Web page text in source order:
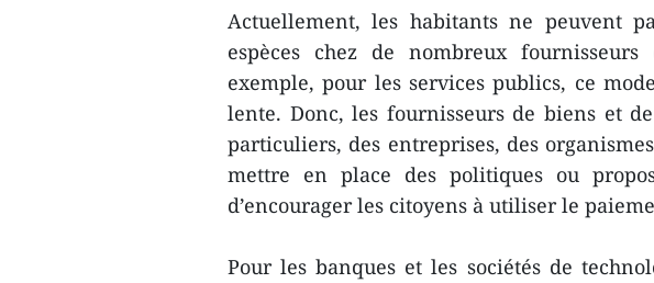
Actuellement, les habitants ne peuvent
espèces chez de nombreux
exemple, pour les services publics, ce
lente. Donc, les fournisseurs de biens et
particuliers, des entreprises, des
mettre en place des politiques ou
d’encourager les citoyens à utiliser le
Pour les banques et les sociétés de